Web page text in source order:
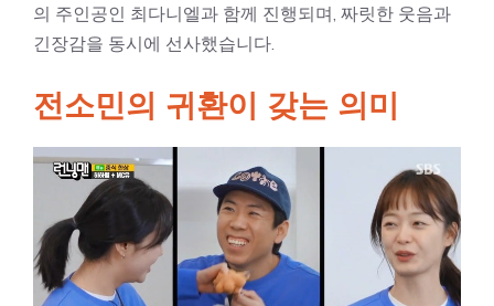
의 주인공인 최다니엘과 함께 진행되며, 짜릿한 웃음과
긴장감을 동시에 선사했습니다.
전소민의 귀환이 갖는 의미